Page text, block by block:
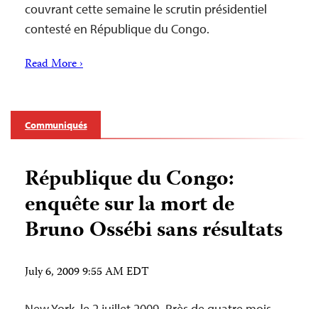
couvrant cette semaine le scrutin présidentiel
contesté en République du Congo.
Read More ›
Communiqués
République du Congo:
enquête sur la mort de
Bruno Ossébi sans résultats
July 6, 2009 9:55 AM EDT